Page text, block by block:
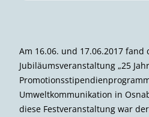
Am 16.06. und 17.06.2017 fand
Jubiläumsveranstaltung „25
Umweltkommunikation in
diese Festveranstaltung war